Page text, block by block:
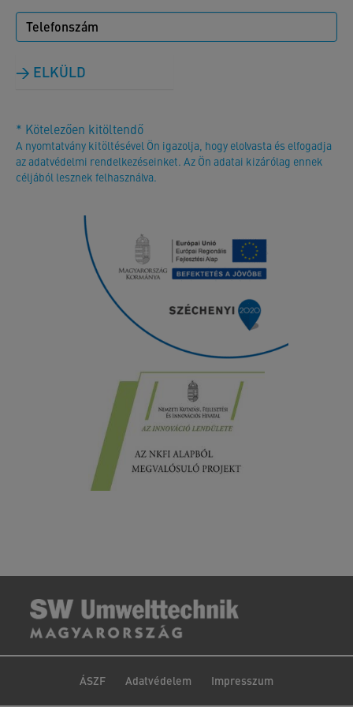
ELKÜLD
* Kötelezően kitöltendő
A nyomtatvány kitöltésével Ön igazolja, hogy elolvasta és elfogadja
az adatvédelmi rendelkezéseinket. Az Ön adatai kizárólag ennek
céljából lesznek felhasználva.
ÁSZF Adatvédelem Impresszum